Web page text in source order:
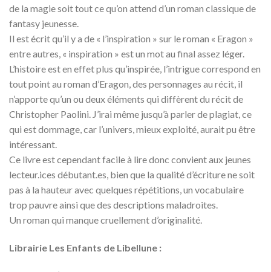
de la magie soit tout ce qu’on attend d’un roman classique de
fantasy jeunesse.
Il est écrit qu’il y a de « l’inspiration » sur le roman « Eragon »
entre autres, « inspiration » est un mot au final assez léger.
L’histoire est en effet plus qu’inspirée, l’intrigue correspond en
tout point au roman d’Eragon, des personnages au récit, il
n’apporte qu’un ou deux éléments qui diffèrent du récit de
Christopher Paolini. J’irai même jusqu’à parler de plagiat, ce
qui est dommage, car l’univers, mieux exploité, aurait pu être
intéressant.
Ce livre est cependant facile à lire donc convient aux jeunes
lecteur.ices débutant.es, bien que la qualité d’écriture ne soit
pas à la hauteur avec quelques répétitions, un vocabulaire
trop pauvre ainsi que des descriptions maladroites.
Un roman qui manque cruellement d’originalité.
Librairie Les Enfants de Libellune :